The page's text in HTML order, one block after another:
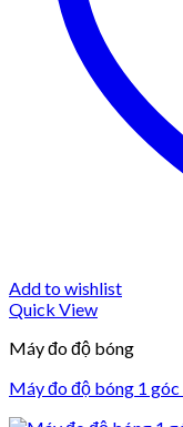
Add to wishlist
Quick View
Máy đo độ bóng
Máy đo độ bóng 1 góc